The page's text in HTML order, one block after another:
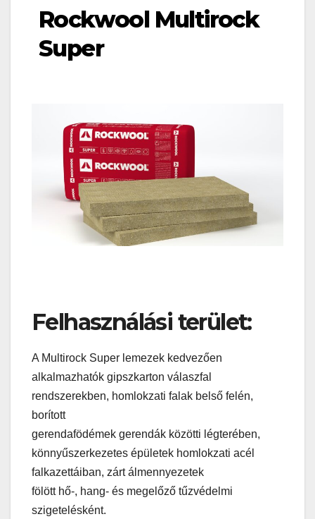
Rockwool Multirock
Super
Felhasználási terület:
A Multirock Super lemezek kedvezően
alkalmazhatók gipszkarton válaszfal
rendszerekben, homlokzati falak belső felén,
borított
gerendafödémek gerendák közötti légterében,
könnyűszerkezetes épületek homlokzati acél
falkazettáiban, zárt álmennyezetek
fölött hő-, hang- és megelőző tűzvédelmi
szigetelésként.